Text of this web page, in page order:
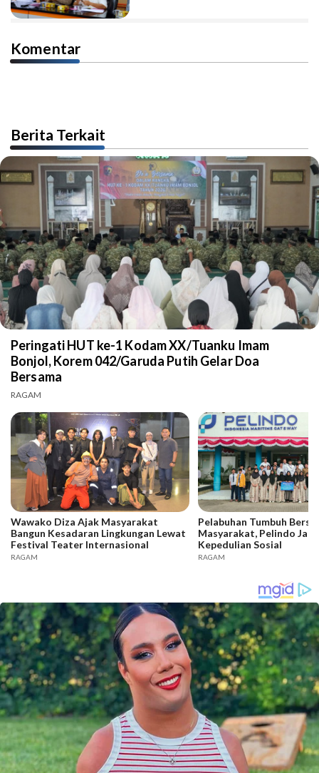
Komentar
Berita Terkait
Peringati HUT ke-1 Kodam XX/Tuanku Imam
Bonjol, Korem 042/Garuda Putih Gelar Doa
Bersama
RAGAM
Wawako Diza Ajak Masyarakat
Bangun Kesadaran Lingkungan Lewat
Festival Teater Internasional
RAGAM
Pelabuhan Tumbuh
Masyarakat, Pelindo
Kepedulian Sosial
RAGAM